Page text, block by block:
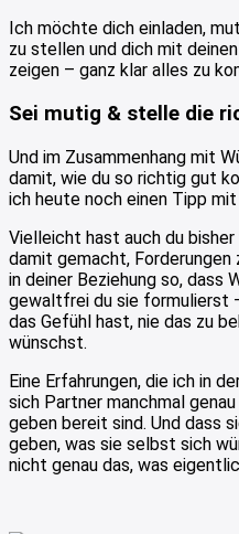
Ich möchte dich einladen,
zu stellen und dich mit
zeigen – ganz klar alles zu
Sei mutig & stelle die
Und im Zusammenhang mit
damit, wie du so richtig gut
ich heute noch einen Tipp
Vielleicht hast auch du
damit gemacht,
in deiner Beziehung so, dass
gewaltfrei du sie formulierst
das Gefühl hast, nie das zu
wünschst.
Eine Erfahrungen, die ich in
sich Partner manchmal
geben bereit sind. Und dass
geben, was sie selbst sich
nicht genau das, was